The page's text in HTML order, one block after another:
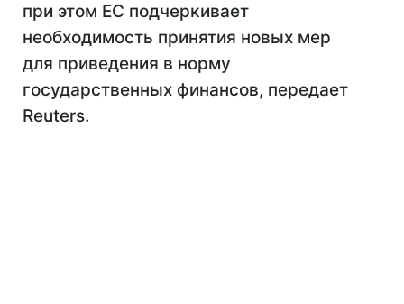
при этом ЕС подчеркивает
необходимость принятия новых мер
для приведения в норму
государственных финансов, передает
Reuters.